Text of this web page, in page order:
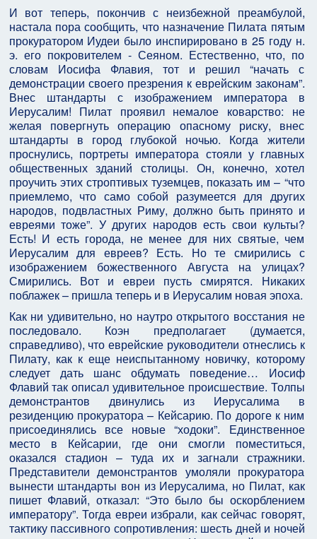
И вот теперь, покончив с неизбежной преамбулой,
настала пора сообщить, что назначение Пилата пятым
прокуратором Иудеи было инспирировано в 25 году н.
э. его покровителем - Сеяном. Естественно, что, по
словам Иосифа Флавия, тот и решил “начать с
демонстрации своего презрения к еврейским законам”.
Внес штандарты с изображением императора в
Иерусалим! Пилат проявил немалое коварство: не
желая повергнуть операцию опасному риску, внес
штандарты в город глубокой ночью. Когда жители
проснулись, портреты императора стояли у главных
общественных зданий столицы. Он, конечно, хотел
проучить этих строптивых туземцев, показать им – “что
приемлемо, что само собой разумеется для других
народов, подвластных Риму, должно быть принято и
евреями тоже”. У других народов есть свои культы?
Есть! И есть города, не менее для них святые, чем
Иерусалим для евреев? Есть. Но те смирились с
изображением божественного Августа на улицах?
Смирились. Вот и евреи пусть смирятся. Никаких
поблажек – пришла теперь и в Иерусалим новая эпоха.
Как ни удивительно, но наутро открытого восстания не
последовало. Коэн предполагает (думается,
справедливо), что еврейские руководители отнеслись к
Пилату, как к еще неиспытанному новичку, которому
следует дать шанс обдумать поведение… Иосиф
Флавий так описал удивительное происшествие. Толпы
демонстрантов двинулись из Иерусалима в
резиденцию прокуратора – Кейсарию. По дороге к ним
присоединялись все новые “ходоки”. Единственное
место в Кейсарии, где они смогли поместиться,
оказался стадион – туда их и загнали стражники.
Представители демонстрантов умоляли прокуратора
вынести штандарты вон из Иерусалима, но Пилат, как
пишет Флавий, отказал: “Это было бы оскорблением
императору”. Тогда евреи избрали, как сейчас говорят,
тактику пассивного сопротивления: шесть дней и ночей